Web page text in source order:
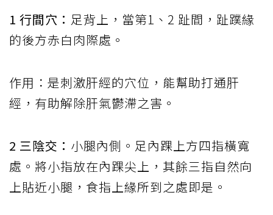
1 行間穴： 足背上，當第1、2 趾間，趾蹼緣
的後方赤白肉際處。
作用：是刺激肝經的穴位，能幫助打通肝
經，有助解除肝氣鬱滯之害。
2 三陰交： 小腿內側。足內踝上方四指橫寬
處。將小指放在內踝尖上，其餘三指自然向
上貼近小腿，食指上緣所到之處即是。